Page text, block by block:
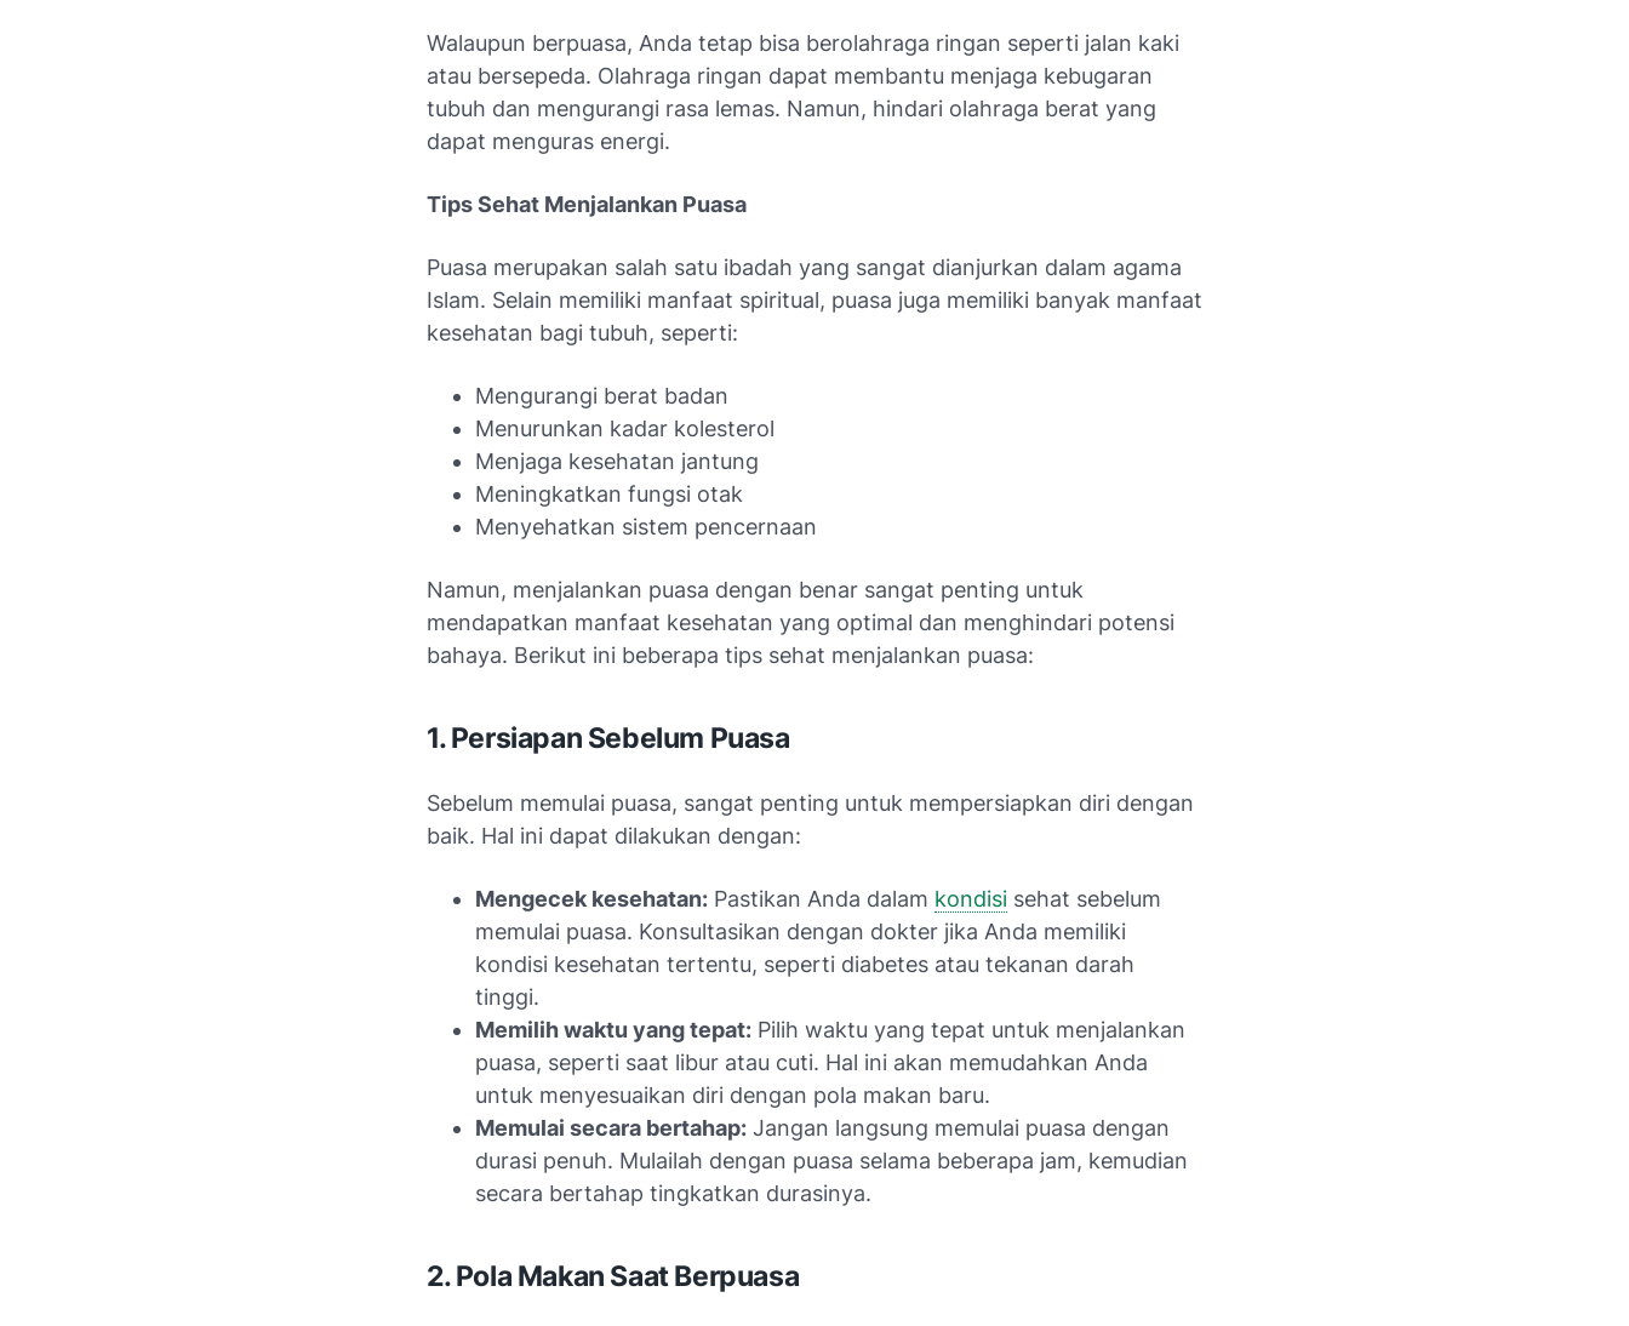
Walaupun berpuasa, Anda tetap bisa berolahraga ringan seperti jalan kaki
atau bersepeda. Olahraga ringan dapat membantu menjaga kebugaran
tubuh dan mengurangi rasa lemas. Namun, hindari olahraga berat yang
dapat menguras energi.
Tips Sehat Menjalankan Puasa
Puasa merupakan salah satu ibadah yang sangat dianjurkan dalam agama
Islam. Selain memiliki manfaat spiritual, puasa juga memiliki banyak manfaat
kesehatan bagi tubuh, seperti:
Mengurangi berat badan
Menurunkan kadar kolesterol
Menjaga kesehatan jantung
Meningkatkan fungsi otak
Menyehatkan sistem pencernaan
Namun, menjalankan puasa dengan benar sangat penting untuk
mendapatkan manfaat kesehatan yang optimal dan menghindari potensi
bahaya. Berikut ini beberapa tips sehat menjalankan puasa:
1. Persiapan Sebelum Puasa
Sebelum memulai puasa, sangat penting untuk mempersiapkan diri dengan
baik. Hal ini dapat dilakukan dengan:
Mengecek kesehatan: Pastikan Anda dalam kondisi sehat sebelum
memulai puasa. Konsultasikan dengan dokter jika Anda memiliki
kondisi kesehatan tertentu, seperti diabetes atau tekanan darah
tinggi.
Memilih waktu yang tepat: Pilih waktu yang tepat untuk menjalankan
puasa, seperti saat libur atau cuti. Hal ini akan memudahkan Anda
untuk menyesuaikan diri dengan pola makan baru.
Memulai secara bertahap: Jangan langsung memulai puasa dengan
durasi penuh. Mulailah dengan puasa selama beberapa jam, kemudian
secara bertahap tingkatkan durasinya.
2. Pola Makan Saat Berpuasa